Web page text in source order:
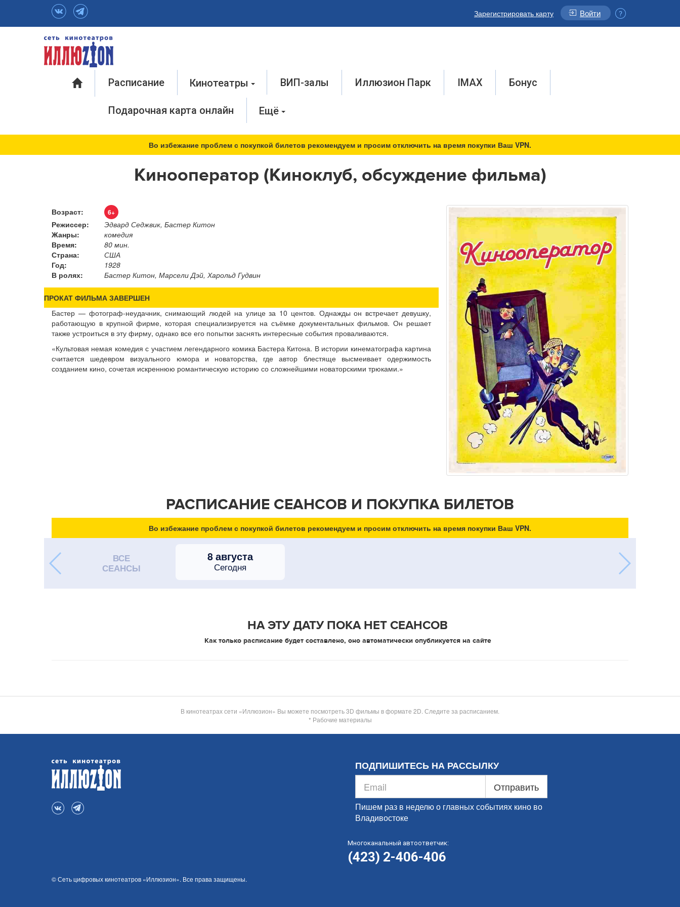
Зарегистрировать карту Войти
Расписание Кинотеатры ВИП-залы Иллюзион Парк IMAX Бонус
Подарочная карта онлайн Ещё
Во избежание проблем с покупкой билетов рекомендуем и просим отключить на время покупки Ваш VPN.
Кинооператор (Киноклуб, обсуждение фильма)
Возраст: 6+
Режиссер:
Эдвард Седжвик, Бастер Китон
Жанры:
комедия
Время:
80 мин.
Страна:
США
Год:
1928
В ролях:
Бастер Китон, Марсели Дэй, Харольд Гудвин
ПРОКАТ ФИЛЬМА ЗАВЕРШЕН
Бастер — фотограф-неудачник, снимающий людей на улице за 10 центов. Однажды он встречает девушку,
работающую в крупной фирме, которая специализируется на съёмке документальных фильмов. Он решает
также устроиться в эту фирму, однако все его попытки заснять интересные события проваливаются.
«Культовая немая комедия с участием легендарного комика Бастера Китона. В истории кинематографа картина
считается шедевром визуального юмора и новаторства, где автор блестяще высмеивает одержимость
созданием кино, сочетая искреннюю романтическую историю со сложнейшими новаторскими трюками.»
РАСПИСАНИЕ СЕАНСОВ И ПОКУПКА БИЛЕТОВ
Во избежание проблем с покупкой билетов рекомендуем и просим отключить на время покупки Ваш VPN.
ВСЕ
СЕАНСЫ
8 августа
Сегодня
НА ЭТУ ДАТУ ПОКА НЕТ СЕАНСОВ
Как только расписание будет составлено, оно автоматически опубликуется на сайте
В кинотеатрах сети «Иллюзион» Вы можете посмотреть 3D фильмы в формате 2D. Следите за расписанием.
* Рабочие материалы
ПОДПИШИТЕСЬ НА РАССЫЛКУ
Отправить
Пишем раз в неделю о главных событиях кино во
Владивостоке
Многоканальный автоответчик:
(423) 2-406-406
© Сеть цифровых кинотеатров «Иллюзион». Все права защищены.